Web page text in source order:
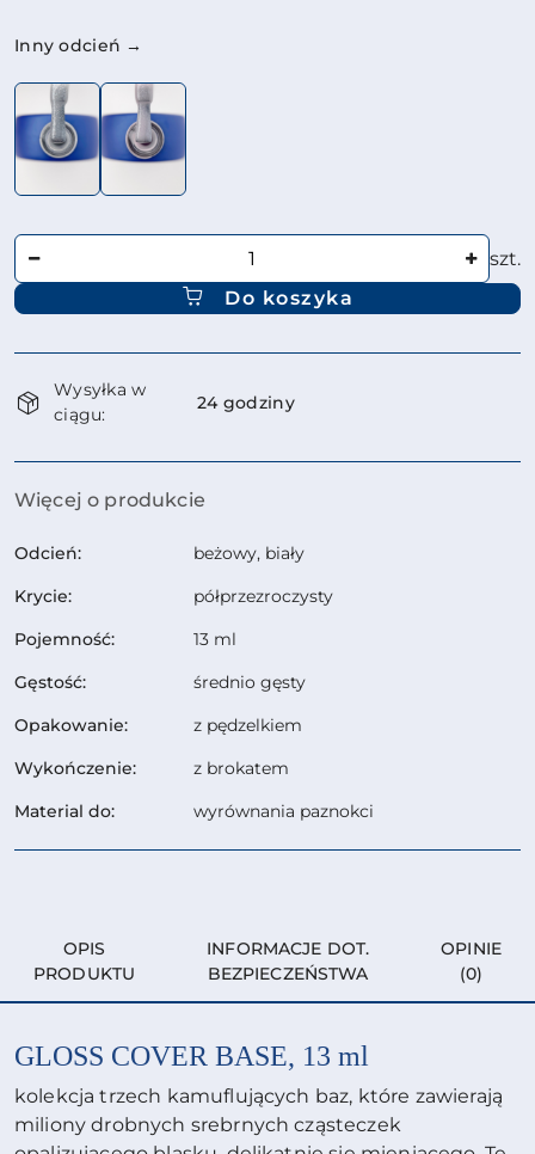
Wariant
Inny odcień →
Ilość
szt.
Do koszyka
i
dostawa
Wysyłka w
ciągu:
24 godziny
Więcej o produkcie
Odcień:
beżowy, biały
Krycie:
półprzezroczysty
Pojemność:
13 ml
Gęstość:
średnio gęsty
Opakowanie:
z pędzelkiem
Wykończenie:
z brokatem
Material do:
wyrównania paznokci
OPIS
PRODUKTU
INFORMACJE DOT.
BEZPIECZEŃSTWA
OPINIE
(0)
GLOSS COVER BASE, 13 ml
kolekcja trzech kamuflujących baz, które zawierają
miliony drobnych srebrnych cząsteczek